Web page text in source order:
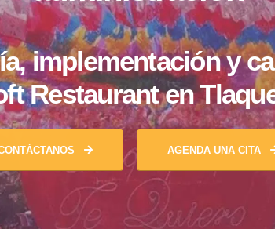
implementación y
Restaurant en
AGENDA UNA CITA